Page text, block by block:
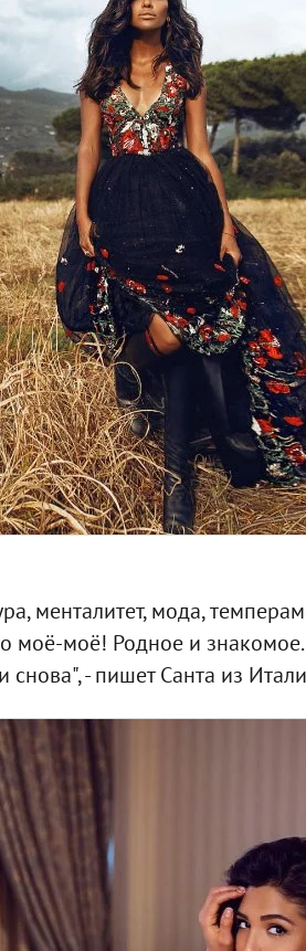
менталитет, мода,
моё-моё! Родное и
снова", - пишет Санта из